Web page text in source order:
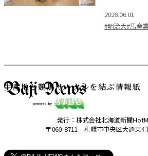
2026.06.01
#明治大#馬産
生産地と競馬サークルを結ぶ情報紙
発行：株式会社北海道新聞
〒060-8711 札幌市中央区大通東4